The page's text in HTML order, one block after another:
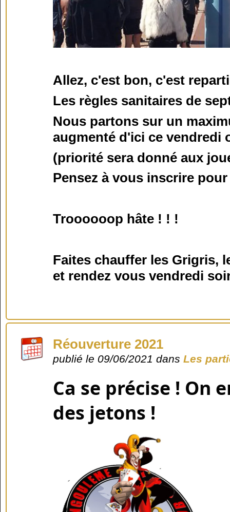
Allez, c'est bon, c'est
Les règles sanitaires de
Nous partons sur un
augmenté d'ici ce vendredi
(priorité sera donné aux
Pensez à vous inscrire
Troooooop hâte ! ! !
Faites chauffer les Grigris,
et rendez vous vendredi
Réouverture 2021
publié le 09/06/2021 dans Les
Ca se précise ! On
des jetons !